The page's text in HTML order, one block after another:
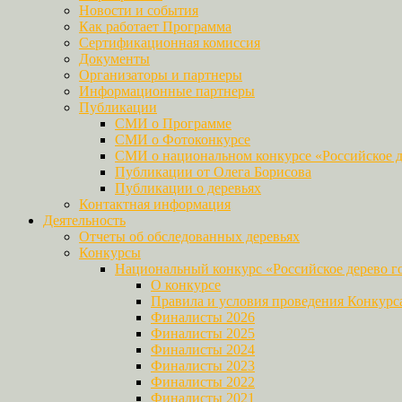
Новости и события
Как работает Программа
Сертификационная комиссия
Документы
Организаторы и партнеры
Информационные партнеры
Публикации
СМИ о Программе
СМИ о Фотоконкурсе
СМИ о национальном конкурсе «Российское
Публикации от Олега Борисова
Публикации о деревьях
Контактная информация
Деятельность
Отчеты об обследованных деревьях
Конкурсы
Национальный конкурс «Российское дерево
О конкурсе
Правила и условия проведения
Финалисты 2026
Финалисты 2025
Финалисты 2024
Финалисты 2023
Финалисты 2022
Финалисты 2021